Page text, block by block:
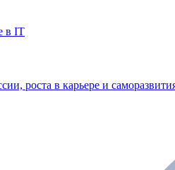
в IT
роста в карьере и